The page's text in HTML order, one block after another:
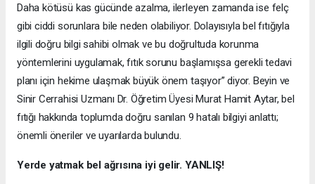
Daha kötüsü kas gücünde azalma, ilerleyen zamanda ise felç
gibi ciddi sorunlara bile neden olabiliyor. Dolayısıyla bel fıtığıyla
ilgili doğru bilgi sahibi olmak ve bu doğrultuda korunma
yöntemlerini uygulamak, fıtık sorunu başlamışsa gerekli tedavi
planı için hekime ulaşmak büyük önem taşıyor” diyor. Beyin ve
Sinir Cerrahisi Uzmanı Dr. Öğretim Üyesi Murat Hamit Aytar, bel
fıtığı hakkında toplumda doğru sanılan 9 hatalı bilgiyi anlattı;
önemli öneriler ve uyarılarda bulundu.
Yerde yatmak bel ağrısına iyi gelir. YANLIŞ!